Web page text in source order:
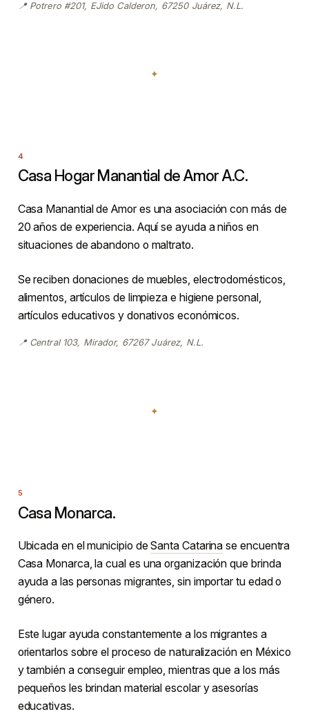
📍 Potrero #201, EJido Calderon, 67250 Juárez, N.L.
Casa Hogar Manantial de Amor A.C.
Casa Manantial de Amor es una asociación con más de
20 años de experiencia. Aquí se ayuda a niños en
situaciones de abandono o maltrato.
Se reciben donaciones de muebles, electrodomésticos,
alimentos, artículos de limpieza e higiene personal,
artículos educativos y donativos económicos.
📍 Central 103, Mirador, 67267 Juárez, N.L.
Casa Monarca.
Ubicada en el municipio deSanta Catarina se encuentra
Casa Monarca, la cual es una organización que brinda
ayuda a las personas migrantes, sin importar tu edad o
género.
Este lugar ayuda constantemente a los migrantes a
orientarlos sobre el proceso de naturalización en México
y también a conseguir empleo, mientras que a los más
pequeños les brindan material escolar y asesorías
educativas.